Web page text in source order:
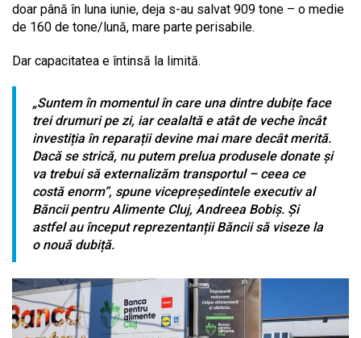
doar până în luna iunie, deja s-au salvat 909 tone – o medie
de 160 de tone/lună, mare parte perisabile.
Dar capacitatea e întinsă la limită.
„Suntem în momentul în care una dintre dubițe face
trei drumuri pe zi, iar cealaltă e atât de veche încât
investiția în reparații devine mai mare decât merită.
Dacă se strică, nu putem prelua produsele donate și
va trebui să externalizăm transportul – ceea ce
costă enorm”, spune vicepreședintele executiv al
Băncii pentru Alimente Cluj, Andreea Bobiș. Și
astfel au început reprezentanții Băncii să viseze la
o nouă dubiță.